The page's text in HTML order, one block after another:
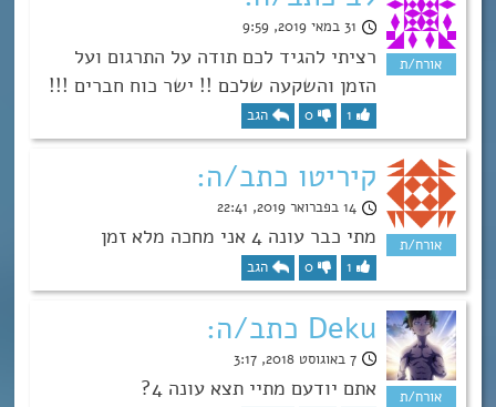
31 במאי 2019, 9:59
רציתי להגיד לכם תודה על התרגום ועל
הזמן והשקעה שלכם !! ישר כוח חברים !!!
1
0 הגב
קיריטו כתב/ה:
14 בפברואר 2019, 22:41
מתי כבר עונה 4 אני מחכה מלא זמן
1
0 הגב
Deku כתב/ה:
7 באוגוסט 2018, 3:17
אתם יודעם מתיי תצא עונה 4?